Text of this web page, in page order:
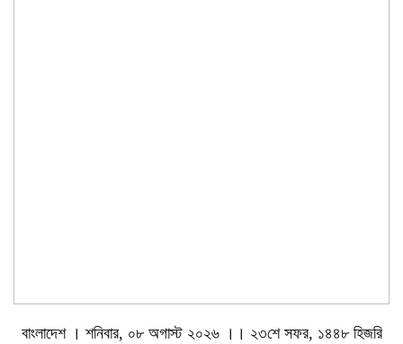
বাংলাদেশ । শনিবার, ০৮ অগাস্ট ২০২৬ ।। ২৩শে সফর, ১৪৪৮ হিজরি